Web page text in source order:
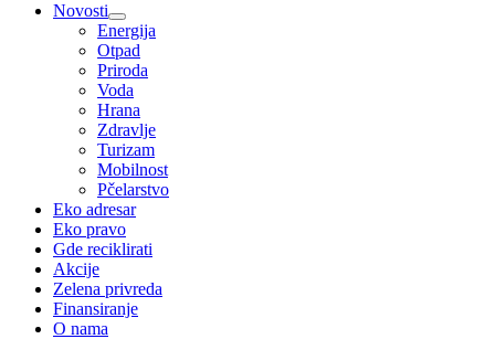
Novosti
Energija
Otpad
Priroda
Voda
Hrana
Zdravlje
Turizam
Mobilnost
Pčelarstvo
Eko adresar
Eko pravo
Gde reciklirati
Akcije
Zelena privreda
Finansiranje
O nama